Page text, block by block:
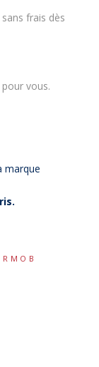
frais dès
vous.
marque